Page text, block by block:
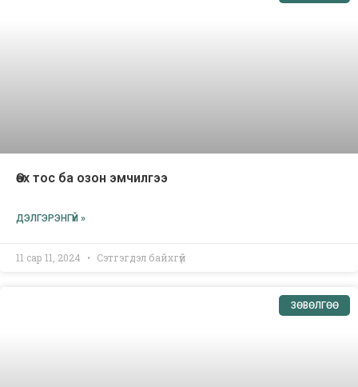
Өөх тос ба озон эмчилгээ
ДЭЛГЭРЭНГҮЙ »
11 сар 11, 2024 Сэтгэгдэл байхгүй
ЗӨВӨЛГӨӨ